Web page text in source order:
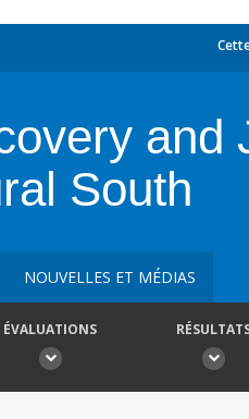
and
South
NOUVELLES ET MÉDIAS
ÉVALUATIONS